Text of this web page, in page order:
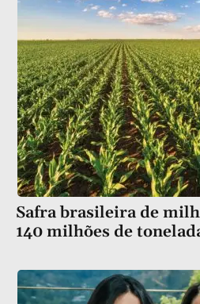
Safra brasileira de
140 milhões de